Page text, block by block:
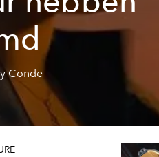
Conde